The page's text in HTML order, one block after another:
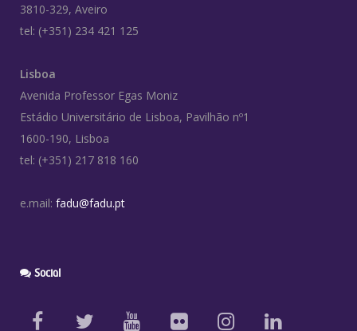
3810-329, Aveiro
tel: (+351) 234 421 125
Lisboa
Avenida Professor Egas Moniz
Estádio Universitário de Lisboa, Pavilhão nº1
1600-190, Lisboa
tel: (+351) 217 818 160
e.mail: fadu@fadu.pt
Social